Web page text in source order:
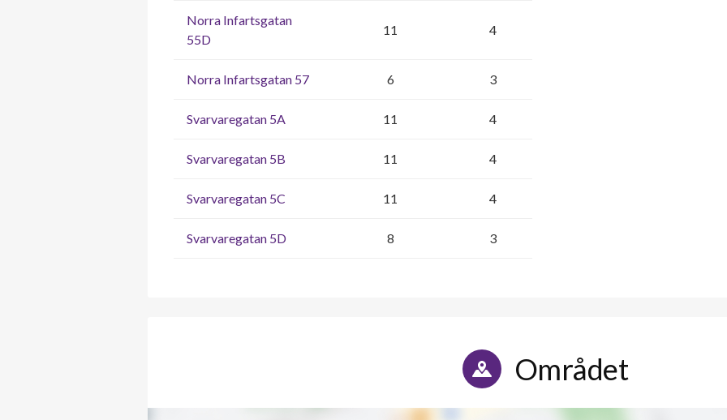
Norra Infartsgatan
55D
11 4
Norra Infartsgatan 57 6 3
Svarvaregatan 5A 11 4
Svarvaregatan 5B 11 4
Svarvaregatan 5C 11 4
Svarvaregatan 5D 8 3
Området